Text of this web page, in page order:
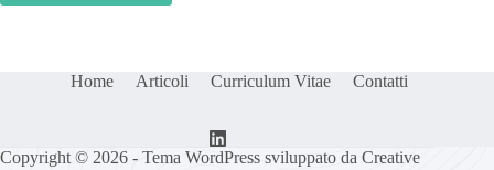
Home Articoli Curriculum Vitae Contatti
Copyright © 2026 - Tema WordPress sviluppato da Creative